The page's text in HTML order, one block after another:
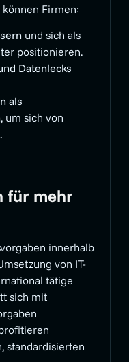
Firmen:
und sich als
positionieren.
Datenlecks
als
, um sich von
für mehr
innerhalb
von IT-
tätige
sich mit
standardisierten